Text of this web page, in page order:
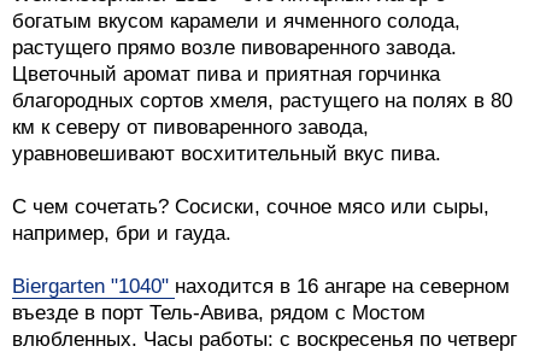
богатым вкусом карамели и ячменного солода,
растущего прямо возле пивоваренного завода.
Цветочный аромат пива и приятная горчинка
благородных сортов хмеля, растущего на полях в 80
км к северу от пивоваренного завода,
уравновешивают восхитительный вкус пива.
С чем сочетать? Сосиски, сочное мясо или сыры,
например, бри и гауда.
Biergarten "1040" находится в 16 ангаре на северном
въезде в порт Тель-Авива, рядом с Мостом
влюбленных. Часы работы: с воскресенья по четверг